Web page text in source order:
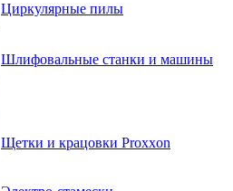
Циркулярные пилы
Шлифовальные станки и машины
Щетки и крацовки Proxxon